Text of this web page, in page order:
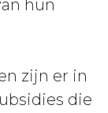
hun
zijn er in
die